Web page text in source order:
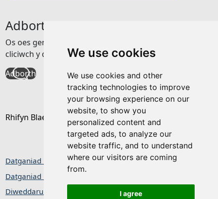
We use cookies
We use cookies and other
tracking technologies to improve
your browsing experience on our
website, to show you
personalized content and
targeted ads, to analyze our
website traffic, and to understand
where our visitors are coming
from.
I agree
Adborth
Os oes gennych unrhyw adborth am y wefan hon
cliciwch y ddolen isod
Adborth
Rhifyn Blaenorol
Datganiad hygyrchedd
Datganiad Preifatrwydd / Cwcis
Diweddaru dewisiadau cwcis